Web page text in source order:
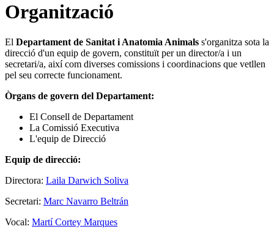
Organització
El Departament de Sanitat i Anatomia Animals s'organitza sota la
direcció d'un equip de govern, constituït per un director/a i un
secretari/a, així com diverses comissions i coordinacions que vetllen
pel seu correcte funcionament.
Òrgans de govern del Departament:
El Consell de Departament
La Comissió Executiva
L'equip de Direcció
Equip de direcció:
Directora: Laila Darwich Soliva
Secretari: Marc Navarro Beltrán
Vocal: Martí Cortey Marques